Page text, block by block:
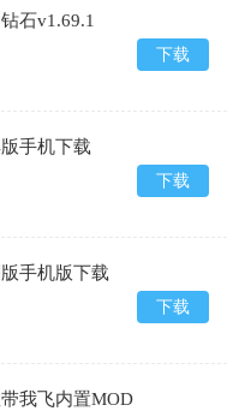
石v1.69.1
下载
手机下载
下载
手机版下载
下载
我飞内置MOD